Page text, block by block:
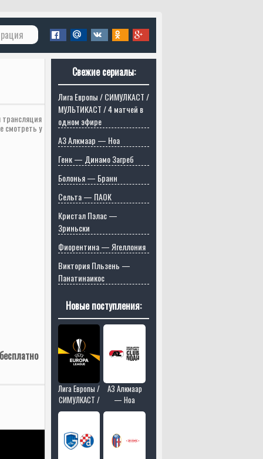
смотреть у
Свежие сериалы:
Лига Европы / СИМУЛКАСТ /
МУЛЬТИКАСТ / 4 матчей в
одном эфире
АЗ Алкмаар — Ноа
Генк — Динамо Загреб
Болонья — Бранн
Сельта — ПАОК
Кристал Пэлас —
Зриньски
Фиорентина — Ягеллония
Виктория Пльзень —
Панатинаикос
Новые поступления:
Лига Европы /
СИМУЛКАСТ /
МУЛЬТИКАСТ
одном эфире
АЗ Алкмаар
— Ноа